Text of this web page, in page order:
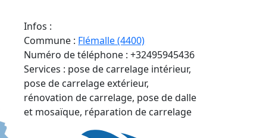
Infos :
Commune : Flémalle (4400)
Numéro de téléphone :+32495945436
Services : pose de carrelage intérieur,
pose de carrelage extérieur,
rénovation de carrelage, pose de dalle
et mosaïque, réparation de carrelage